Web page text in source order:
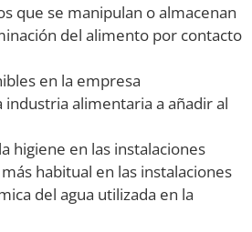
que se manipulan o almacenan
del alimento por contacto
en la empresa
industria alimentaria a añadir al
higiene en las instalaciones
habitual en las instalaciones
del agua utilizada en la